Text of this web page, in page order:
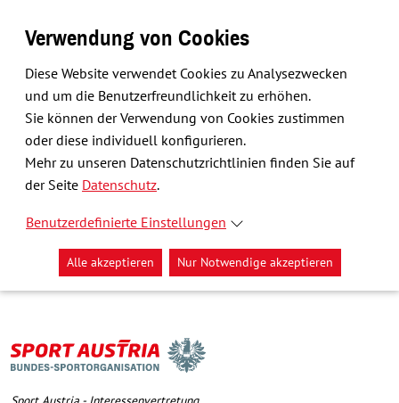
Verwendung von Cookies
Diese Website verwendet Cookies zu Analysezwecken
und um die Benutzerfreundlichkeit zu erhöhen.
Sie können der Verwendung von Cookies zustimmen
oder diese individuell konfigurieren.
Mehr zu unseren Datenschutzrichtlinien finden Sie auf
der Seite Datenschutz.
Benutzerdefinierte Einstellungen
Alle akzeptieren Nur Notwendige akzeptieren